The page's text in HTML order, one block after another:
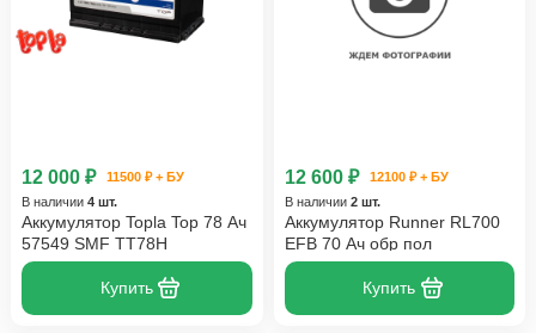
12 000 ₽
11500 ₽ + БУ
В наличии 4 шт.
Аккумулятор Topla Top 78 Ач
57549 SMF TT78H
Купить
12 600 ₽
12100 ₽ + БУ
В наличии 2 шт.
Аккумулятор Runner RL700
EFB 70 Ач обр пол
Купить